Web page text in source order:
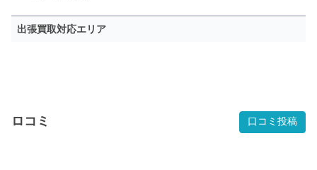
出張買取対応エリア
ロコミ 口コミ投稿